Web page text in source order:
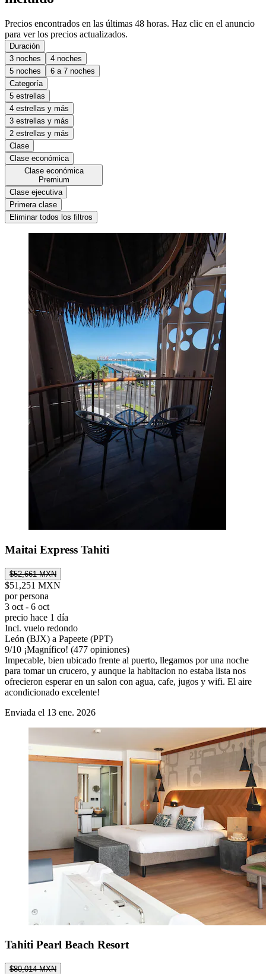
Precios encontrados en las últimas 48 horas. Haz clic en el anuncio
para ver los precios actualizados.
Duración
3 noches
4 noches
5 noches
6 a 7 noches
Categoría
5 estrellas
4 estrellas y más
3 estrellas y más
2 estrellas y más
Clase
Clase económica
Clase económica
Premium
Clase ejecutiva
Primera clase
Eliminar todos los filtros
Maitai Express Tahiti
$52,661 MXN
$51,251 MXN
por persona
3 oct - 6 oct
precio hace 1 día
Incl. vuelo redondo
León (BJX) a Papeete (PPT)
9/10 ¡Magnífico! (477 opiniones)
Impecable, bien ubicado frente al puerto, llegamos por una noche
para tomar un crucero, y aunque la habitacion no estaba lista nos
ofrecieron esperar en un salon con agua, cafe, jugos y wifi. El aire
acondicionado excelente!
Enviada el 13 ene. 2026
Tahiti Pearl Beach Resort
$80,014 MXN